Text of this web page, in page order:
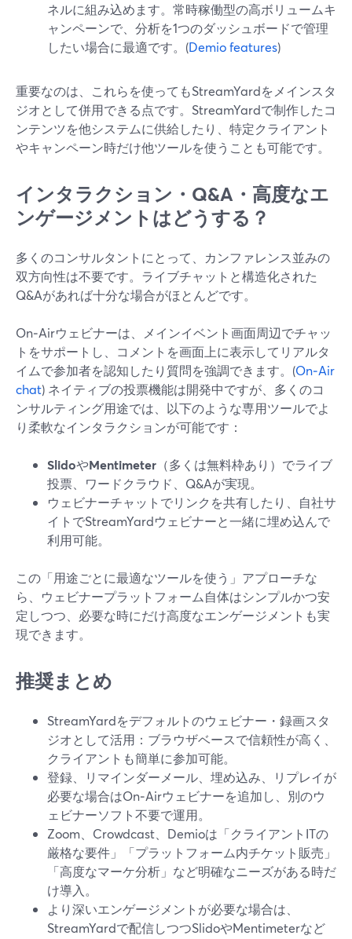
ネルに組み込めます。常時稼働型の高ボリュームキ
ャンペーンで、分析を1つのダッシュボードで管理
したい場合に最適です。(Demio features)
重要なのは、これらを使ってもStreamYardをメインスタ
ジオとして併用できる点です。StreamYardで制作したコ
ンテンツを他システムに供給したり、特定クライアント
やキャンペーン時だけ他ツールを使うことも可能です。
インタラクション・Q&A・高度なエ
ンゲージメントはどうする？
多くのコンサルタントにとって、カンファレンス並みの
双方向性は不要です。ライブチャットと構造化された
Q&Aがあれば十分な場合がほとんどです。
On‑Airウェビナーは、メインイベント画面周辺でチャッ
トをサポートし、コメントを画面上に表示してリアルタ
イムで参加者を認知したり質問を強調できます。(On‑Air
chat) ネイティブの投票機能は開発中ですが、多くのコ
ンサルティング用途では、以下のような専用ツールでよ
り柔軟なインタラクションが可能です：
SlidoやMentimeter （多くは無料枠あり）でライブ
投票、ワードクラウド、Q&Aが実現。
ウェビナーチャットでリンクを共有したり、自社サ
イトでStreamYardウェビナーと一緒に埋め込んで
利用可能。
この「用途ごとに最適なツールを使う」アプローチな
ら、ウェビナープラットフォーム自体はシンプルかつ安
定しつつ、必要な時にだけ高度なエンゲージメントも実
現できます。
推奨まとめ
StreamYardをデフォルトのウェビナー・録画スタ
ジオとして活用：ブラウザベースで信頼性が高く、
クライアントも簡単に参加可能。
登録、リマインダーメール、埋め込み、リプレイが
必要な場合はOn‑Airウェビナーを追加し、別のウ
ェビナーソフト不要で運用。
Zoom、Crowdcast、Demioは「クライアントITの
厳格な要件」「プラットフォーム内チケット販売」
「高度なマーケ分析」など明確なニーズがある時だ
け導入。
より深いエンゲージメントが必要な場合は、
StreamYardで配信しつつSlidoやMentimeterなど